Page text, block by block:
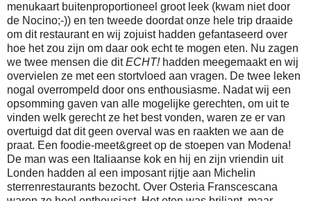
menukaart buitenproportioneel groot leek (kwam niet door
de Nocino;-)) en ten tweede doordat onze hele trip draaide
om dit restaurant en wij zojuist hadden gefantaseerd over
hoe het zou zijn om daar ook echt te mogen eten. Nu zagen
we twee mensen die ditECHT! hadden meegemaakt en wij
overvielen ze met een stortvloed aan vragen. De twee leken
nogal overrompeld door ons enthousiasme. Nadat wij een
opsomming gaven van alle mogelijke gerechten, om uit te
vinden welk gerecht ze het best vonden, waren ze er van
overtuigd dat dit geen overval was en raakten we aan de
praat. Een foodie-meet&greet op de stoepen van Modena!
De man was een Italiaanse kok en hij en zijn vriendin uit
Londen hadden al een imposant rijtje aan Michelin
sterrenrestaurants bezocht. Over Osteria Franscescana